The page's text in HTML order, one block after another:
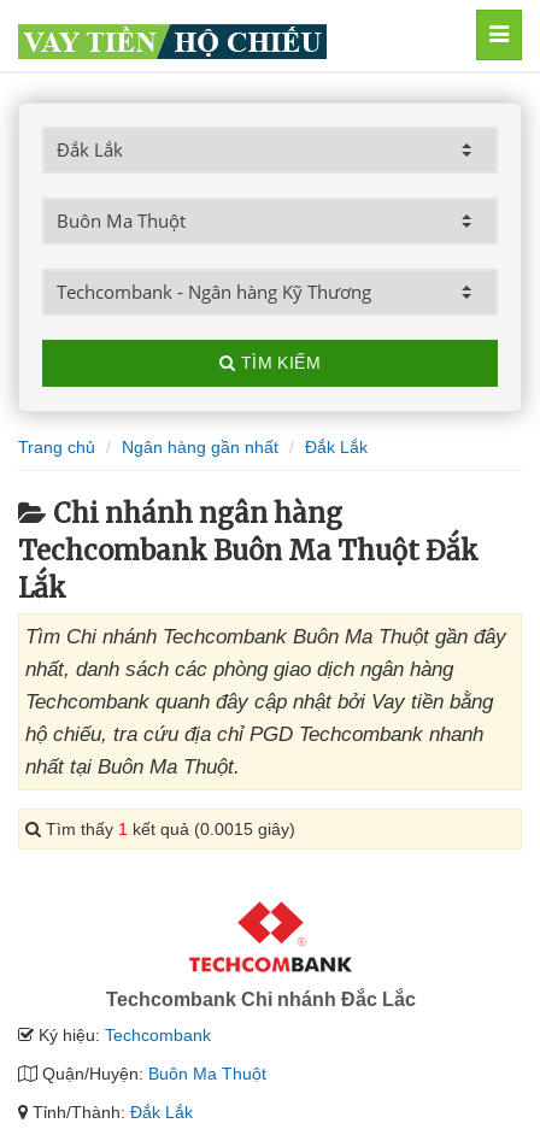
TÌM KIẾM
Trang chủ Ngân hàng gần nhất Đắk Lắk
Chi nhánh ngân hàng
Techcombank Buôn Ma Thuột Đắk
Lắk
Tìm Chi nhánh Techcombank Buôn Ma Thuột gần đây
nhất, danh sách các phòng giao dịch ngân hàng
Techcombank quanh đây cập nhật bởi Vay tiền bằng
hộ chiếu, tra cứu địa chỉ PGD Techcombank nhanh
nhất tại Buôn Ma Thuột.
Tìm thấy 1 kết quả (0.0015 giây)
Techcombank Chi nhánh Đắc Lắc
Ký hiệu: Techcombank
Quận/Huyện: Buôn Ma Thuột
Tỉnh/Thành: Đắk Lắk